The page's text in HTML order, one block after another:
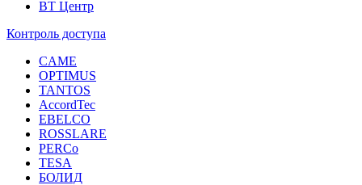
ВТ Центр
Контроль доступа
CAME
OPTIMUS
TANTOS
AccordTec
EBELCO
ROSSLARE
PERCo
TESA
БОЛИД